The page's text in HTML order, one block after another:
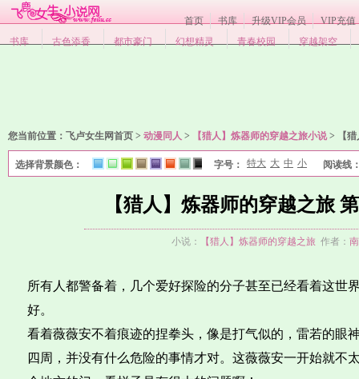
首页 书库 升级VIP会员
VIP充值
书库
古色添香 都市豪门 幻想精灵 青春校园 穿越架空
您当前位置： 飞卢女生网首页 > 动漫同人 > 【猎人】炼器师的穿越之旅小说> 【
选择背景颜色：
1
2 3 4 5 6 7 8
字号： 特大 大 中 小 阅读线
【猎人】炼器师的穿越之旅
小说： 【猎人】炼器师的穿越之旅 作者：
所有人都警备着，几个爱好探险的分子甚至已经看着这世
好。
看着薇薇安不着痕迹的捏拳头，像是打气似的，雷若的眼
四周，并没有什么危险的事情才对。这薇薇安一开始就不